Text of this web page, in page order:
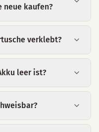
neue kaufen?
verklebt?
leer ist?